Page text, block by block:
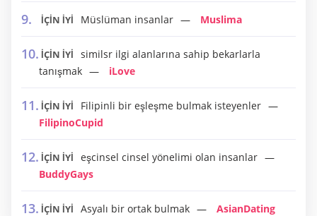
İÇİN İYİ Müslüman insanlar Muslima
İÇİN İYİ
similsr ilgi alanlarına sahip bekarlarla
tanışmak
iLove
İÇİN İYİ
Filipinli bir eşleşme bulmak isteyenler
FilipinoCupid
İÇİN İYİ
eşcinsel cinsel yönelimi olan insanlar
BuddyGays
İÇİN İYİ Asyalı bir ortak bulmak AsianDating